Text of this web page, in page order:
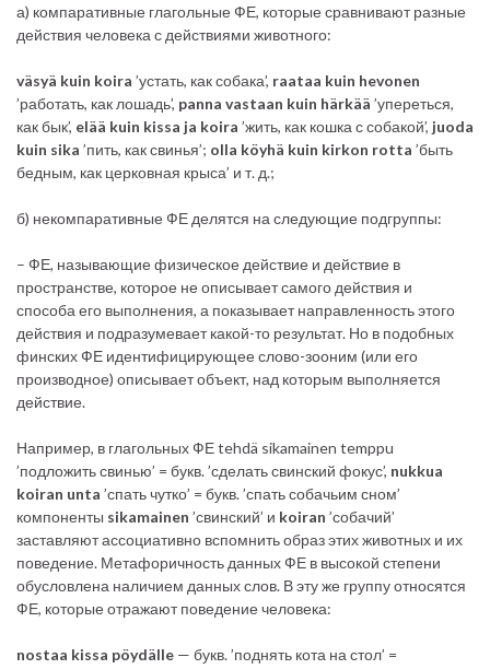
а) компаративные глагольные ФЕ, которые сравнивают разные
действия человека с действиями животного:
väsyä kuin koira ’устать, как собака’, raataa kuin hevonen
’работать, как лошадь’, panna vastaan kuin härkää ’упереться,
как бык’, elää kuin kissa ja koira ’жить, как кошка с собакой’, juoda
kuin sika ’пить, как свинья’; olla köyhä kuin kirkon rotta ’быть
бедным, как церковная крыса’ и т. д.;
б) некомпаративные ФЕ делятся на следующие подгруппы:
– ФЕ, называющие физическое действие и действие в
пространстве, которое не описывает самого действия и
способа его выполнения, а показывает направленность этого
действия и подразумевает какой-то результат. Но в подобных
финских ФЕ идентифицирующее слово-зооним (или его
производное) описывает объект, над которым выполняется
действие.
Например, в глагольных ФЕ tehdä sikamainen temppu
’подложить свинью’ = букв. ’сделать свинский фокус’, nukkua
koiran unta ’спать чутко’ = букв. ’спать собачьим сном’
компоненты sikamainen ’свинский’ и koiran ’собачий’
заставляют ассоциативно вспомнить образ этих животных и их
поведение. Метафоричность данных ФЕ в высокой степени
обусловлена наличием данных слов. В эту же группу относятся
ФЕ, которые отражают поведение человека:
nostaa kissa pöydälle — букв. ’поднять кота на стол’ =